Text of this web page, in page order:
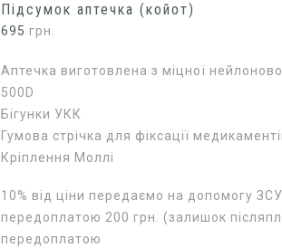
Підсумок аптечка (койот)
695 грн.
Аптечка виготовлена з міцної
500D
Бігунки УКК
Гумова стрічка для фіксації
Кріплення Моллі
10% від ціни передаємо на допомогу
передоплатою 200 грн. (залишок
передоплатою